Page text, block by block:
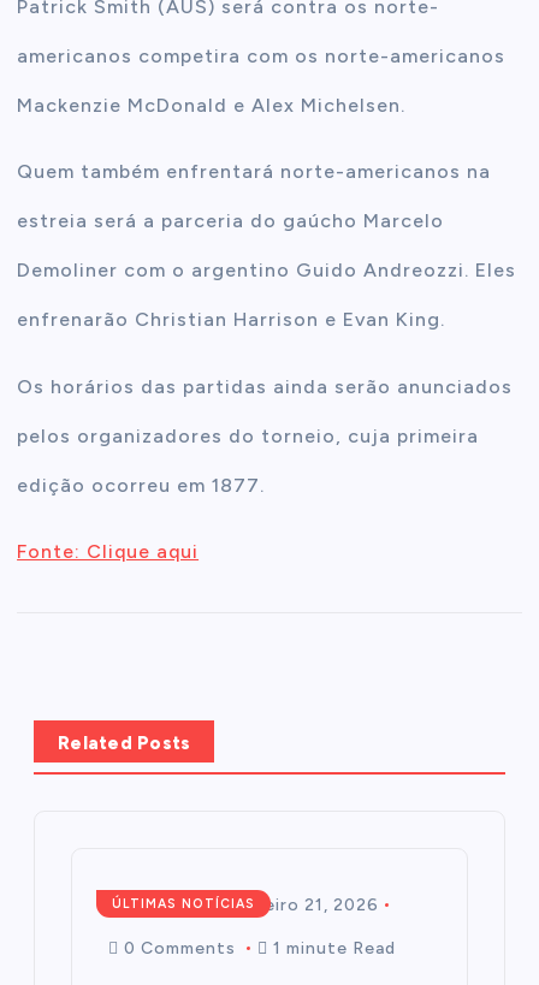
Patrick Smith (AUS) será contra os norte-
americanos competira com os norte-americanos
Mackenzie McDonald e Alex Michelsen.
Quem também enfrentará norte-americanos na
estreia será a parceria do gaúcho Marcelo
Demoliner com o argentino Guido Andreozzi. Eles
enfrenarão Christian Harrison e Evan King.
Os horários das partidas ainda serão anunciados
pelos organizadores do torneio, cuja primeira
edição ocorreu em 1877.
Fonte: Clique aqui
Related Posts
ÚLTIMAS NOTÍCIAS
Redação fevereiro 21, 2026
0 Comments 1 minute Read